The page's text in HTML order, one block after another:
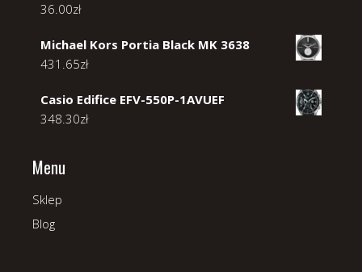
36.00zł
Michael Kors Portia Black MK 3638
431.65zł
Casio Edifice EFV-550P-1AVUEF
348.30zł
Menu
Sklep
Blog